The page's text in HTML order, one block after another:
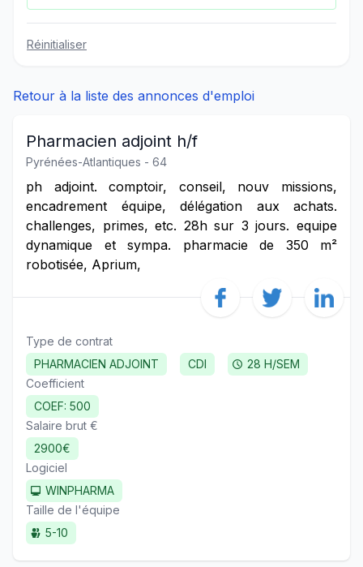
Réinitialiser
Retour à la liste des annonces d'emploi
Pharmacien adjoint h/f
Pyrénées-Atlantiques - 64
ph adjoint. comptoir, conseil, nouv missions,
encadrement équipe, délégation aux achats.
challenges, primes, etc. 28h sur 3 jours. equipe
dynamique et sympa. pharmacie de 350 m²
robotisée, Aprium,
Type de contrat
PHARMACIEN ADJOINT
CDI
28 H/SEM
Coefficient
COEF: 500
Salaire brut €
2900€
Logiciel
WINPHARMA
Taille de l'équipe
5-10